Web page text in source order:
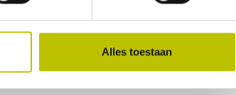
Alles toestaan